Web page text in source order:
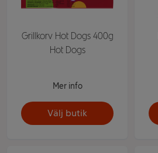
Grillkorv Hot Dogs 400g
Hot Dogs
Mer info
Välj butik